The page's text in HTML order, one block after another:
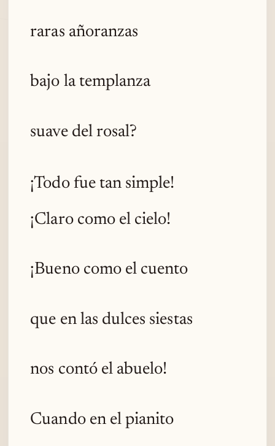
raras añoranzas
bajo la templanza
suave del rosal?
¡Todo fue tan simple!
¡Claro como el cielo!
¡Bueno como el cuento
que en las dulces siestas
nos contó el abuelo!
Cuando en el pianito